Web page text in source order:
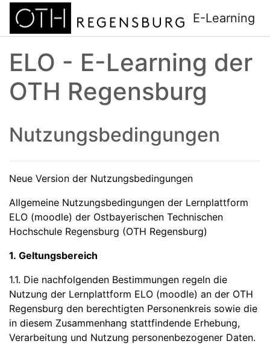
Zum Hauptinhalt
E-Learning
ELO - E-Learning der
OTH Regensburg
Nutzungsbedingungen
Neue Version der Nutzungsbedingungen
Allgemeine Nutzungsbedingungen der Lernplattform
ELO (moodle) der Ostbayerischen Technischen
Hochschule Regensburg (OTH Regensburg)
1. Geltungsbereich
1.1. Die nachfolgenden Bestimmungen regeln die
Nutzung der Lernplattform ELO (moodle) an der OTH
Regensburg den berechtigten Personenkreis sowie die
in diesem Zusammenhang stattfindende Erhebung,
Verarbeitung und Nutzung personenbezogener Daten.